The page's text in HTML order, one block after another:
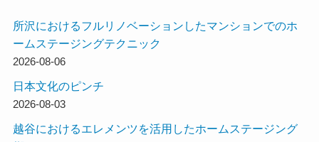
所沢におけるフルリノベーションしたマンションでのホ
ームステージングテクニック
2026-08-06
日本文化のピンチ
2026-08-03
越谷におけるエレメンツを活用したホームステージング